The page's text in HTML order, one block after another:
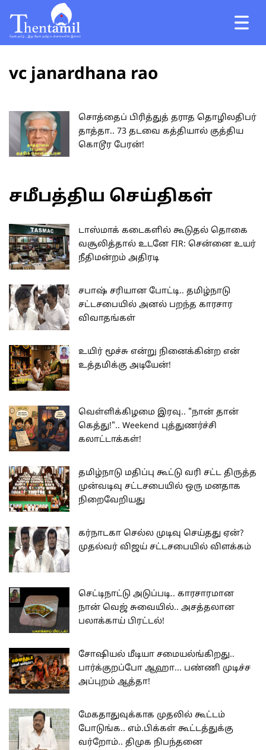
vc janardhana rao
சொத்தைப் பிரித்துத் தராத தொழிலதிபர்
தாத்தா.. 73 தடவை கத்தியால் குத்திய
கொடூர பேரன்!
சமீபத்திய செய்திகள்
டாஸ்மாக் கடைகளில் கூடுதல் தொகை
வசூலித்தால் உடனே FIR: சென்னை உயர்
நீதிமன்றம் அதிரடி
சபாஷ் சரியான போட்டி.. தமிழ்நாடு
சட்டசபையில் அனல் பறந்த காரசார
விவாதங்கள்
உயிர் மூச்சு என்று நினைக்கின்ற என்
உத்தமிக்கு அடியேன்!
வெள்ளிக்கிழமை இரவு.. "நான் தான்
கெத்து!".. Weekend புத்துணர்ச்சி
கலாட்டாக்கள்!
தமிழ்நாடு மதிப்பு கூட்டு வரி சட்ட திருத்த
முன்வடிவு சட்டசபையில் ஒரு மனதாக
நிறைவேறியது
கர்நாடகா செல்ல முடிவு செய்தது ஏன்?
முதல்வர் விஜய் சட்டசபையில் விளக்கம்
செட்டிநாட்டு அடுப்படி.. காரசாரமான
நான் வெஜ் சுவையில்.. அசத்தலான
பலாக்காய் பிரட்டல்!
சோஷியல் மீடியா சமையல்ங்கிறது..
பார்க்குறப்போ ஆஹா... பண்ணி முடிச்ச
அப்புறம் ஆத்தா!
மேகதாதுவுக்காக முதலில் கூட்டம்
போடுங்க.. எம்.பிக்கள் கூட்டத்துக்கு
வர்றோம்.. திமுக நிபந்தனை